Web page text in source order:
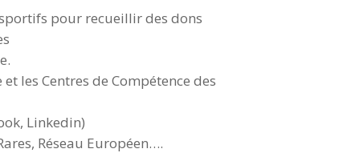
pour recueillir des dons
les Centres de Compétence des
Linkedin)
Réseau Européen….